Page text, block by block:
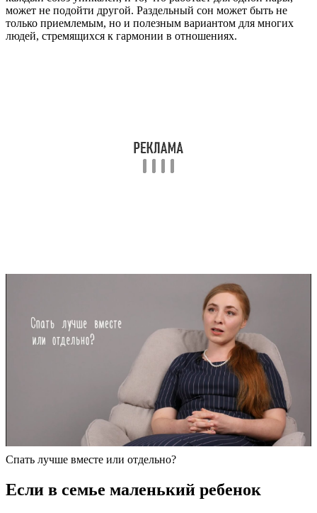
может не подойти другой. Раздельный сон может быть не
только приемлемым, но и полезным вариантом для многих
людей, стремящихся к гармонии в отношениях.
Спать лучше вместе или отдельно?
Если в семье маленький ребенок